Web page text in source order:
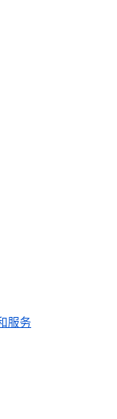
服务